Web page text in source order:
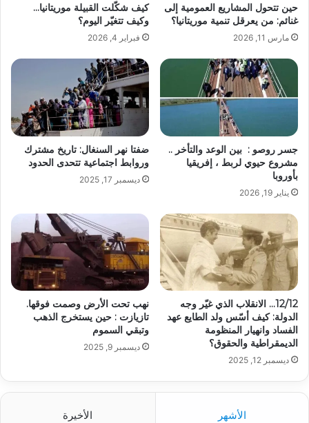
حين تتحول المشاريع العمومية إلى
غنائم: من يعرقل تنمية موريتانيا؟
مارس 11, 2026
كيف شكّلت القبيلة موريتانيا…
وكيف تتغيّر اليوم؟
فبراير 4, 2026
جسر روصو : بين الوعد والتأخر ..
مشروع حيوي لربط ، إفريقيا
بأوروبا
يناير 19, 2026
ضفتا نهر السنغال: تاريخ مشترك
وروابط اجتماعية تتحدى الحدود
ديسمبر 17, 2025
12/12… الانقلاب الذي غيّر وجه
الدولة: كيف أسّس ولد الطايع عهد
الفساد وانهيار المنظومة
الديمقراطية والحقوق؟
ديسمبر 12, 2025
نهب تحت الأرض وصمت فوقها.
تازيازت : حين يستخرج الذهب
وتبقي السموم
ديسمبر 9, 2025
الأشهر الأخيرة